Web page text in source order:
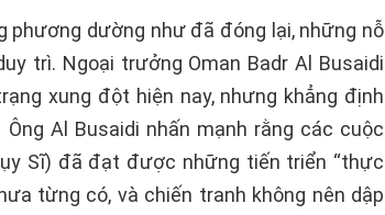
phương dường như đã đóng lại, những nỗ
trì. Ngoại trưởng Oman Badr Al Busaidi
xung đột hiện nay, nhưng khẳng định
Ông Al Busaidi nhấn mạnh rằng các cuộc
Sĩ) đã đạt được những tiến triển “thực
từng có, và chiến tranh không nên dập